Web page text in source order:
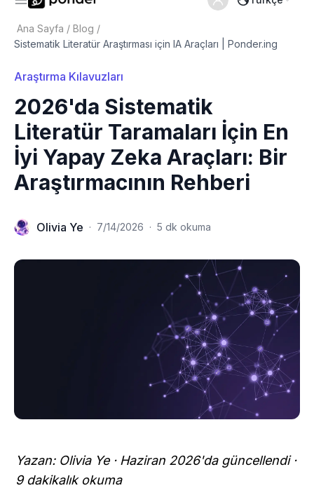
Ana Sayfa / Blog /
Sistematik Literatür Araştırması için IA Araçları | Ponder.ing
Araştırma Kılavuzları
2026'da Sistematik
Literatür Taramaları İçin En
İyi Yapay Zeka Araçları: Bir
Araştırmacının Rehberi
Olivia Ye · 7/14/2026 · 5 dk okuma
Yazan: Olivia Ye · Haziran 2026'da güncellendi ·
9 dakikalık okuma